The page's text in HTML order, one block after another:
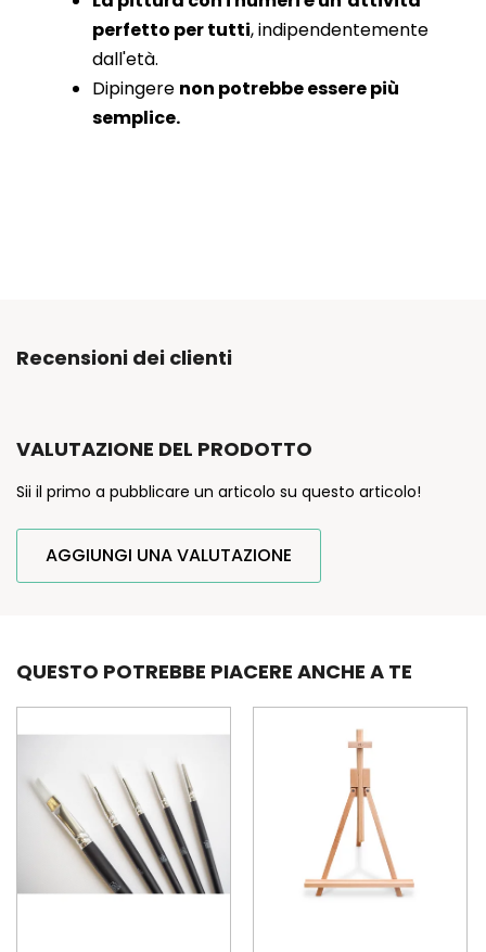
perfetto per tutti, indipendentemente
dall'età.
Dipingere non potrebbe essere più
semplice.
Recensioni dei clienti
VALUTAZIONE DEL PRODOTTO
Sii il primo a pubblicare un articolo su questo articolo!
AGGIUNGI UNA VALUTAZIONE
QUESTO POTREBBE PIACERE ANCHE A TE